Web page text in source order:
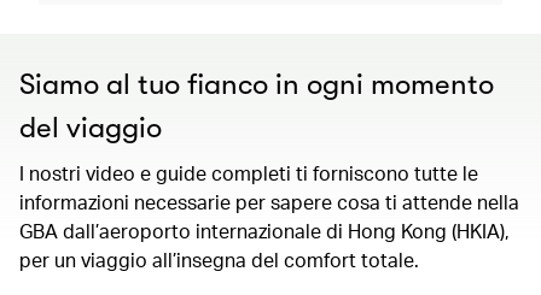
Siamo al tuo fianco in ogni momento
del viaggio
I nostri video e guide completi ti forniscono tutte le
informazioni necessarie per sapere cosa ti attende nella
GBA dall’aeroporto internazionale di Hong Kong (HKIA),
per un viaggio all’insegna del comfort totale.